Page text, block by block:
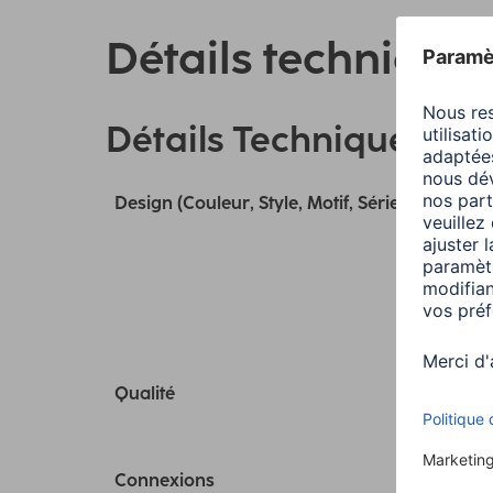
Détails techniques
Détails Techniques
Design (Couleur, Style, Motif, Série)
Qualité
Connexions